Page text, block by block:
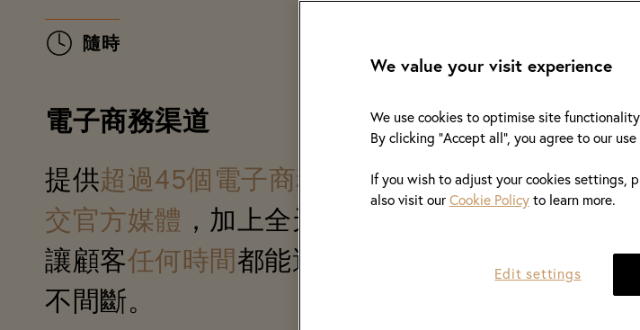
隨時
電子商務渠道
提供超過45個電子商務 道及超過30個社
交官方媒體 ，加上全天候智慧導購服務，
讓顧客任何時間都能選購心水珠寶，服務
不間斷。
隨時
電子商務渠道
提供超過45個電子商務 道及超過30個社
交官方媒體 ，加上全天候智慧導購服務，
讓顧客任何時間都能選購心水珠寶，服務
不間斷。
We value your visit experience
We use cookies to optimise site
By clicking "Accept all", you agree to our use
If you wish to adjust your cookies settings,
also visit our Cookie Policyto learn more.
Edit settings